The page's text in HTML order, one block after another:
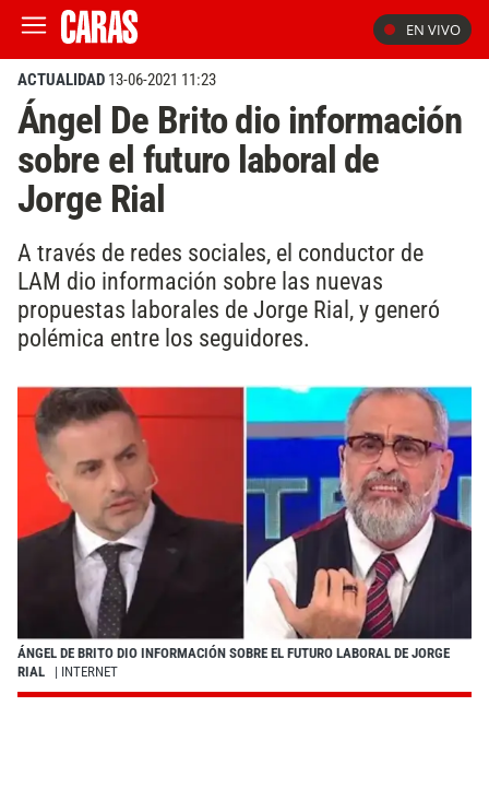
EN VIVO
ACTUALIDAD 13-06-2021 11:23
Ángel De Brito dio información
sobre el futuro laboral de
Jorge Rial
A través de redes sociales, el conductor de
LAM dio información sobre las nuevas
propuestas laborales de Jorge Rial, y generó
polémica entre los seguidores.
ÁNGEL DE BRITO DIO INFORMACIÓN SOBRE EL FUTURO LABORAL DE JORGE
RIAL
| INTERNET